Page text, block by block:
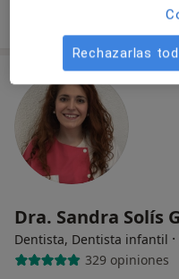
Dra. Sandra Solís
Dentista, Dentista infantil ·
329 opiniones
Rechazarlas